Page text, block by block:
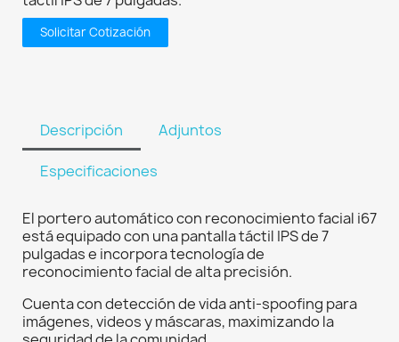
Solicitar Cotización
Descripción Adjuntos
Especificaciones
El portero automático con reconocimiento facial i67
está equipado con una pantalla táctil IPS de 7
pulgadas e incorpora tecnología de
reconocimiento facial de alta precisión.
Cuenta con detección de vida anti-spoofing para
imágenes, videos y máscaras, maximizando la